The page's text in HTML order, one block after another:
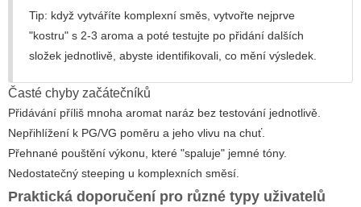
Tip: když vytváříte komplexní směs, vytvořte nejprve
"kostru" s 2-3 aroma a poté testujte po přidání dalších
složek jednotlivě, abyste identifikovali, co mění výsledek.
Časté chyby začátečníků
Přidávání příliš mnoha aromat naráz bez testování jednotlivě.
Nepřihlížení k PG/VG poměru a jeho vlivu na chuť.
Přehnané pouštění výkonu, které "spaluje" jemné tóny.
Nedostatečný steeping u komplexních směsí.
Praktická doporučení pro různé typy uživatelů